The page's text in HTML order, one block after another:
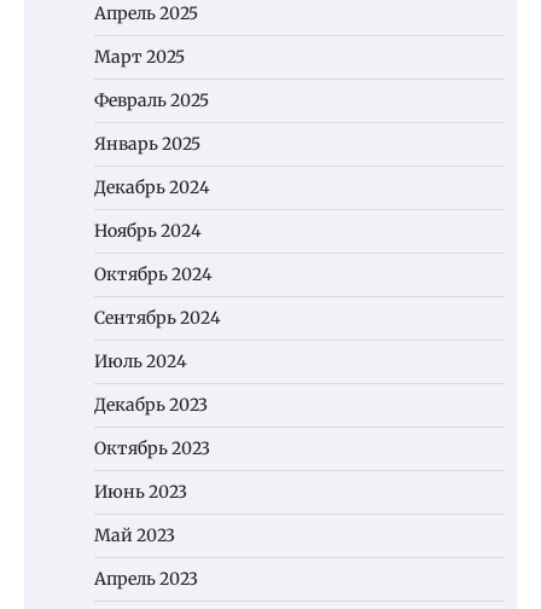
Апрель 2025
Март 2025
Февраль 2025
Январь 2025
Декабрь 2024
Ноябрь 2024
Октябрь 2024
Сентябрь 2024
Июль 2024
Декабрь 2023
Октябрь 2023
Июнь 2023
Май 2023
Апрель 2023